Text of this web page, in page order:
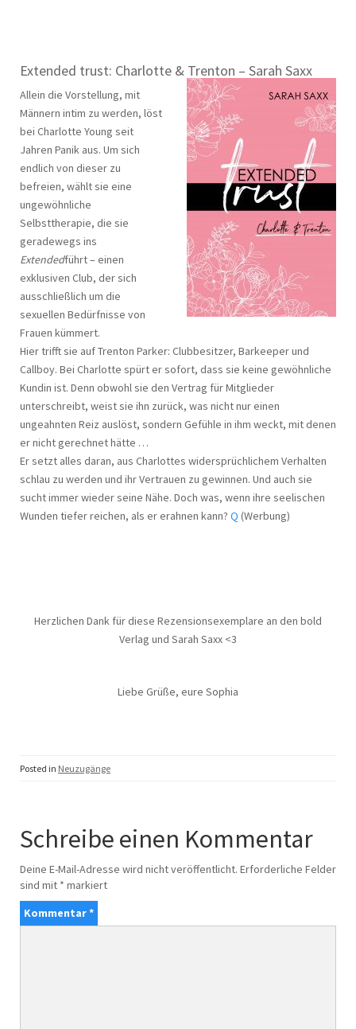
Extended trust: Charlotte & Trenton – Sarah Saxx
Allein die Vorstellung, mit
Männern intim zu werden, löst
bei Charlotte Young seit
Jahren Panik aus. Um sich
endlich von dieser zu
befreien, wählt sie eine
ungewöhnliche
Selbsttherapie, die sie
geradewegs ins
Extendedführt – einen
exklusiven Club, der sich
ausschließlich um die
sexuellen Bedürfnisse von
Frauen kümmert.
Hier trifft sie auf Trenton Parker: Clubbesitzer, Barkeeper und
Callboy. Bei Charlotte spürt er sofort, dass sie keine gewöhnliche
Kundin ist. Denn obwohl sie den Vertrag für Mitglieder
unterschreibt, weist sie ihn zurück, was nicht nur einen
ungeahnten Reiz auslöst, sondern Gefühle in ihm weckt, mit denen
er nicht gerechnet hätte …
Er setzt alles daran, aus Charlottes widersprüchlichem Verhalten
schlau zu werden und ihr Vertrauen zu gewinnen. Und auch sie
sucht immer wieder seine Nähe. Doch was, wenn ihre seelischen
Wunden tiefer reichen, als er erahnen kann? Q (Werbung)
Herzlichen Dank für diese Rezensionsexemplare an den bold
Verlag und Sarah Saxx <3
Liebe Grüße, eure Sophia
Posted in Neuzugänge
Schreibe einen Kommentar
Deine E-Mail-Adresse wird nicht veröffentlicht. Erforderliche Felder
sind mit * markiert
Kommentar*